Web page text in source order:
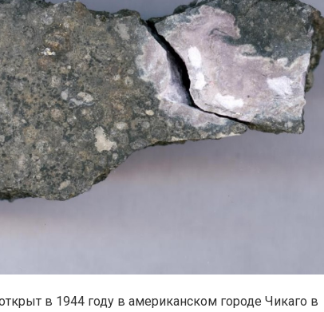
в 1944 году в американском городе Чикаго в